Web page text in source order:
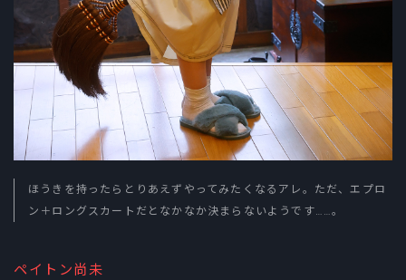
ほうきを持ったらとりあえずやってみたくなるアレ。ただ、エプロ
ン＋ロングスカートだとなかなか決まらないようです……。
ペイトン尚未